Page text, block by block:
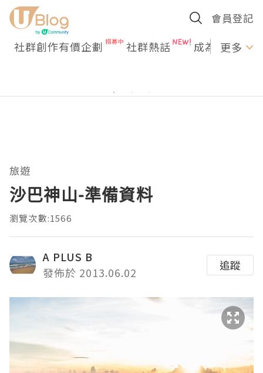
會員登記
社群創作有價企劃 社群熱話 成為U更多
旅遊
沙巴神山-準備資料
瀏覽次數:1566
A PLUS B
發佈於 2013.06.02
追蹤